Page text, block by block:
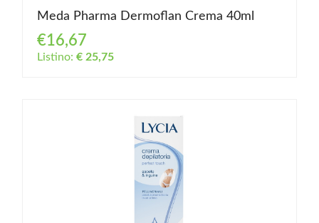
Meda Pharma Dermoflan Crema 40ml
€16,67
Listino: € 25,75